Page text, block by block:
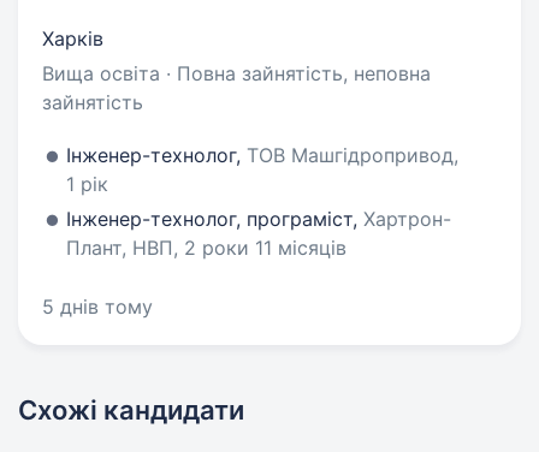
Харків
Вища освіта · Повна зайнятість, неповна
зайнятість
Інженер-технолог, ТОВ Машгідропривод,
1 рік
Інженер-технолог, програміст, Хартрон-
Плант, НВП, 2 роки 11 місяців
5 днів тому
Схожі кандидати